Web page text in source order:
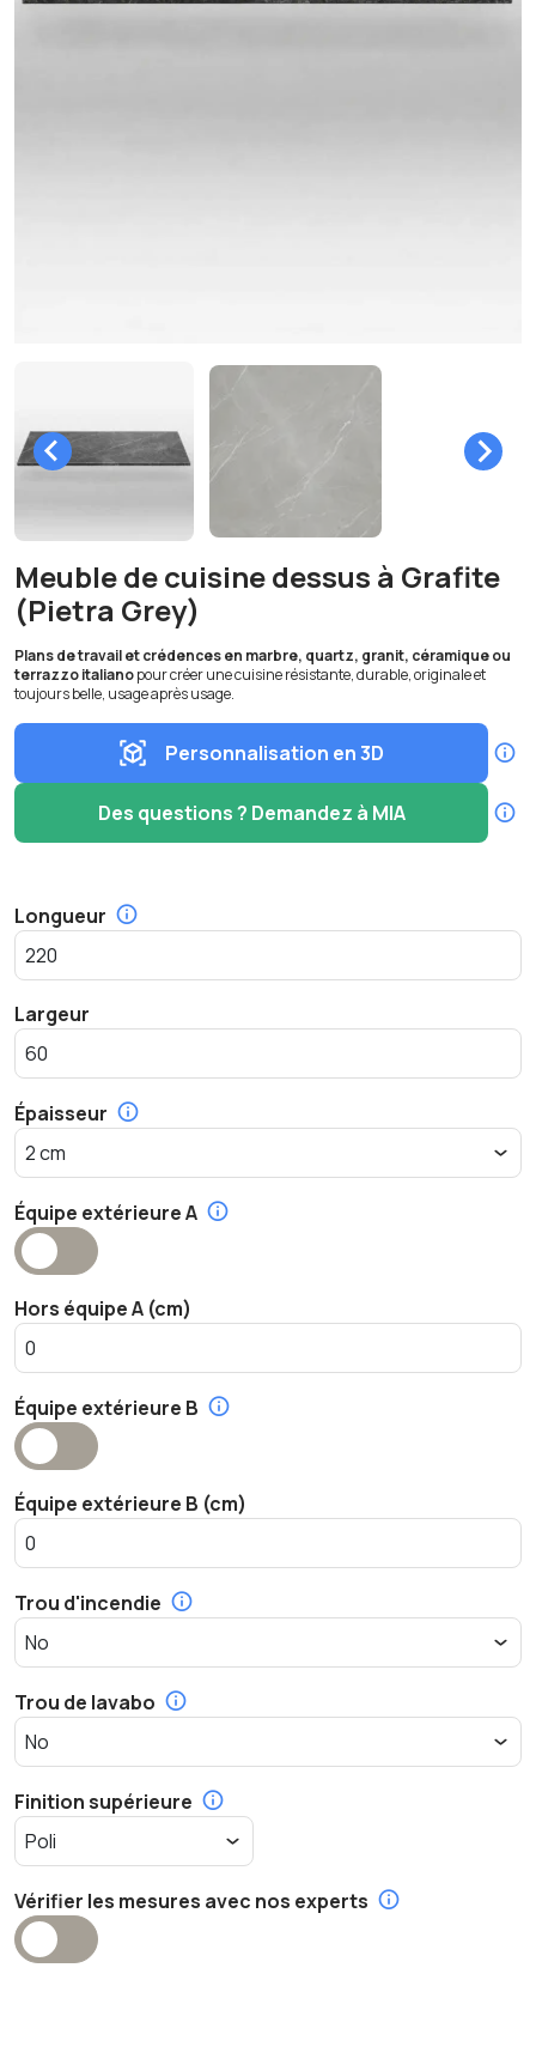
Meuble de cuisine dessus à Grafite
(Pietra Grey)
Plans de travail et crédences en marbre, quartz, granit, céramique ou
terrazzo italianopour créer une cuisine résistante, durable, originale et
toujours belle, usage après usage.
Personnalisation en 3D
Des questions ? Demandez à MIA
Longueur
Largeur
Épaisseur
Équipe extérieure A
Hors équipe A (cm)
Équipe extérieure B
Équipe extérieure B (cm)
Trou d'incendie
Trou de lavabo
Finition supérieure
Vérifier les mesures avec nos experts